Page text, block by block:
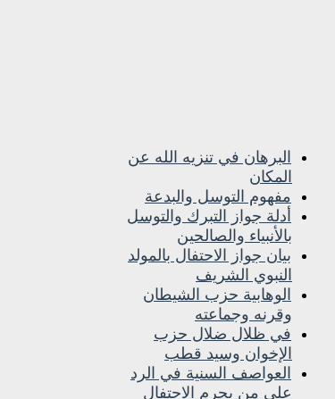
البرهان في تنزيه الله عن
المكان
مفهوم التوسل والبدعة
أدلة جواز التبرك والتوسل
بالأنبياء والصالحين
بيان جواز الاحتفال بالمولد
النبوي الشريف
الوهابية حزب الشيطان
وقرنه وجماعته
في ظلال ضلال حزب
الإخوان وسيد قطب
العواصف السنية في الرد
على من يحرم الاحتفال